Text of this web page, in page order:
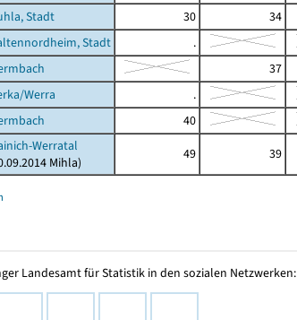
Stadt
30 34
Stadt
.
37
Werra
.
40
Werratal
Mihla)
49 39
Landesamt für Statistik in den sozialen Netzwerken: